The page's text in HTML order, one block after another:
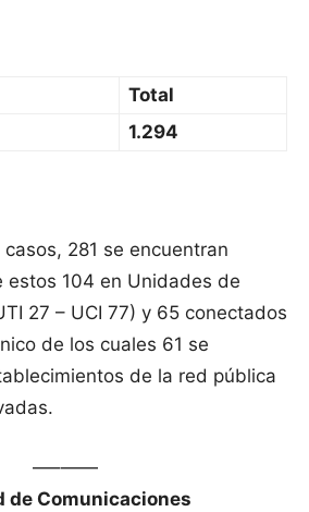
Total
1.294
281 se encuentran
estos 104 en Unidades de
27 – UCI 77) y 65 conectados
de los cuales 61 se
de la red pública
—–——
de Comunicaciones